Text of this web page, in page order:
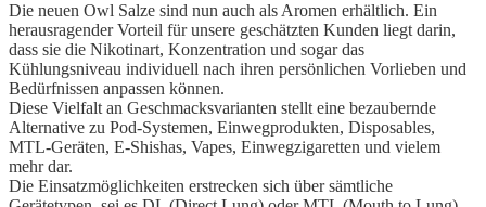
Die neuen Owl Salze sind nun auch als Aromen erhältlich. Ein
herausragender Vorteil für unsere geschätzten Kunden liegt darin,
dass sie die Nikotinart, Konzentration und sogar das
Kühlungsniveau individuell nach ihren persönlichen Vorlieben und
Bedürfnissen anpassen können.
Diese Vielfalt an Geschmacksvarianten stellt eine bezaubernde
Alternative zu Pod-Systemen, Einwegprodukten, Disposables,
MTL-Geräten, E-Shishas, Vapes, Einwegzigaretten und vielem
mehr dar.
Die Einsatzmöglichkeiten erstrecken sich über sämtliche